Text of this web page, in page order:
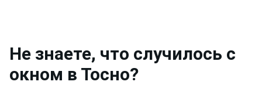
Не знаете, что случилось с
окном в Тосно?